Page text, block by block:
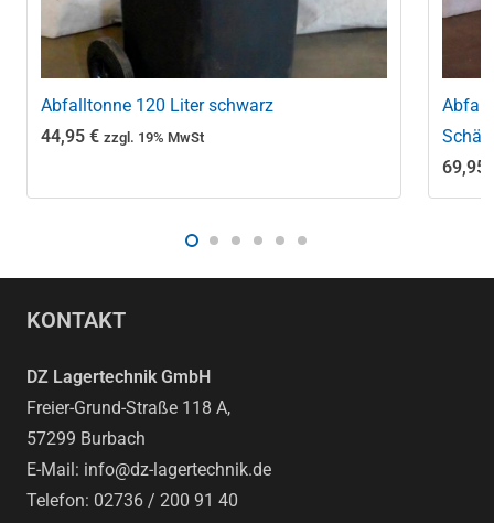
Abfalltonne 120 Liter schwarz
44,95 € zzgl. 19% MwSt
69,95
KONTAKT
DZ Lagertechnik GmbH
Freier-Grund-Straße 118 A,
57299 Burbach
E-Mail: info@dz-lagertechnik.de
Telefon: 02736 / 200 91 40